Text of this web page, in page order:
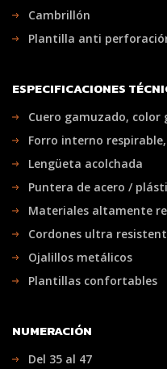
Cambrillón
Plantilla anti
ESPECIFICACIONES
Cuero gamuzado,
Forro interno
Lengüeta acolchada
Puntera de acero /
Materiales altamente
Cordones ultra
Ojalillos metálicos
Plantillas confortables
NUMERACIÓN
Del 35 al 47